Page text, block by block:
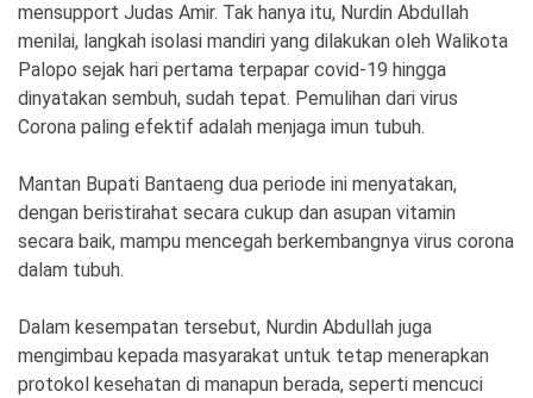
mensupport Judas Amir. Tak hanya itu, Nurdin Abdullah
menilai, langkah isolasi mandiri yang dilakukan oleh Walikota
Palopo sejak hari pertama terpapar covid-19 hingga
dinyatakan sembuh, sudah tepat. Pemulihan dari virus
Corona paling efektif adalah menjaga imun tubuh.
Mantan Bupati Bantaeng dua periode ini menyatakan,
dengan beristirahat secara cukup dan asupan vitamin
secara baik, mampu mencegah berkembangnya virus corona
dalam tubuh.
Dalam kesempatan tersebut, Nurdin Abdullah juga
mengimbau kepada masyarakat untuk tetap menerapkan
protokol kesehatan di manapun berada, seperti mencuci